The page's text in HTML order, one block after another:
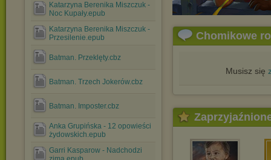
Katarzyna Berenika Miszczuk -
Noc Kupały.epub
Katarzyna Berenika Miszczuk -
Przesilenie.epub
Batman. Przeklęty.cbz
Batman. Trzech Jokerów.cbz
Batman. Imposter.cbz
Anka Grupińska - 12 opowieści
żydowskich.epub
Garri Kasparow - Nadchodzi
Chomikowe
Musisz się